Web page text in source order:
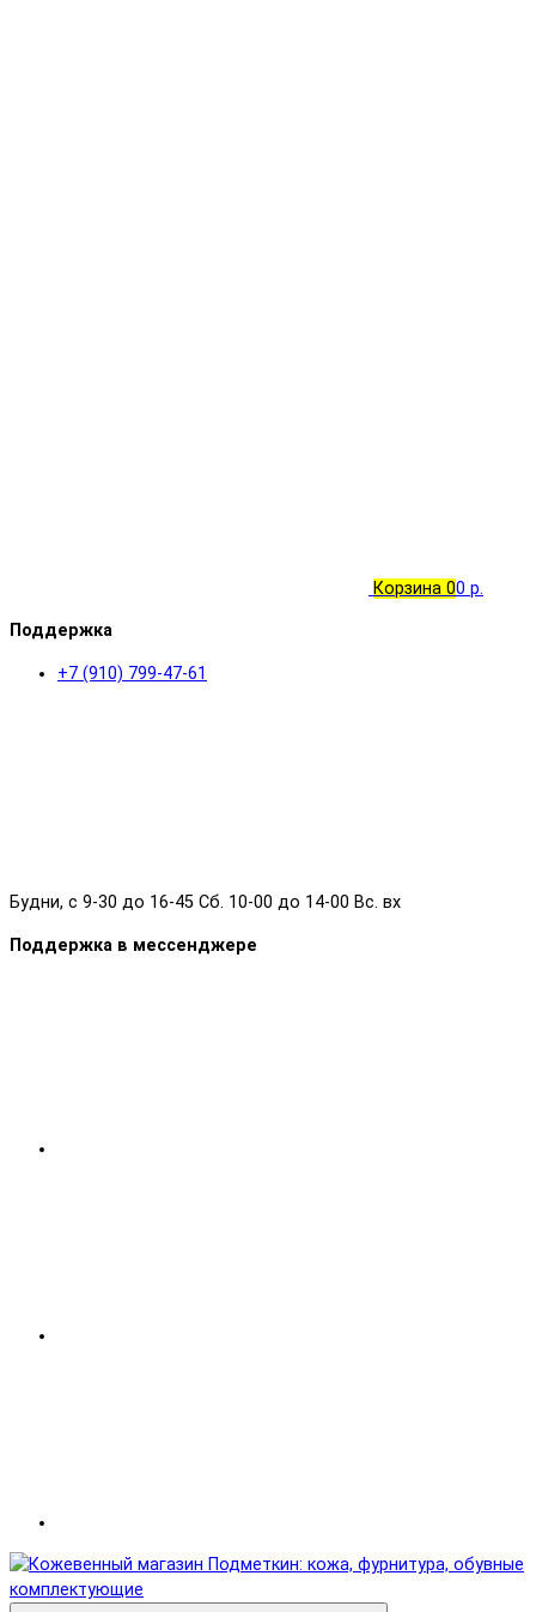
Корзина 00 р.
Поддержка
+7 (910) 799-47-61
Будни, с 9-30 до 16-45 Сб. 10-00 до 14-00 Вс. вх
Поддержка в мессенджере